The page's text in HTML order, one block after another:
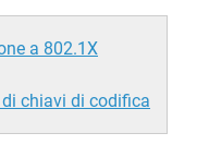
a 802.1X
chiavi di codifica